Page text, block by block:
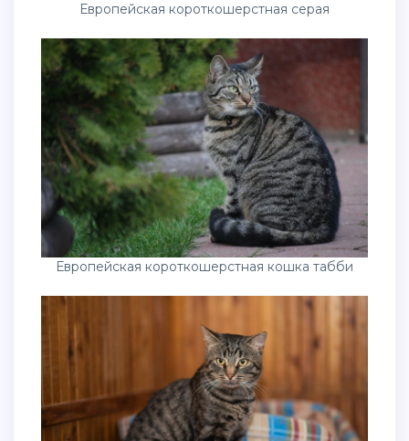
Европейская короткошерстная серая
Европейская короткошерстная кошка табби